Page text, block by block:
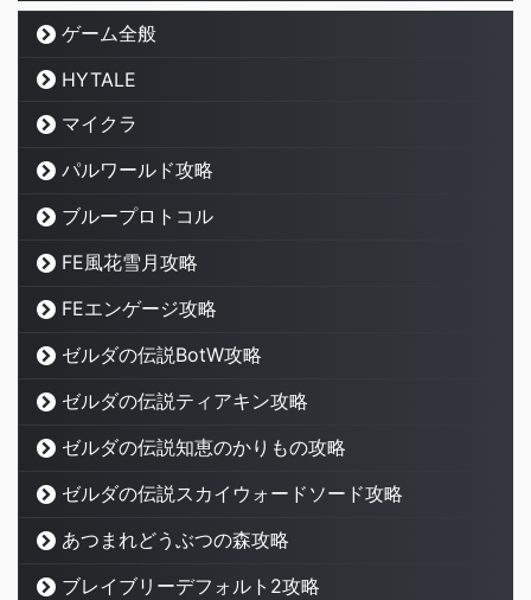
ゲーム全般
HYTALE
マイクラ
パルワールド攻略
ブループロトコル
FE風花雪月攻略
FEエンゲージ攻略
ゼルダの伝説BotW攻略
ゼルダの伝説ティアキン攻略
ゼルダの伝説知恵のかりもの攻略
ゼルダの伝説スカイウォードソード攻略
あつまれどうぶつの森攻略
ブレイブリーデフォルト2攻略